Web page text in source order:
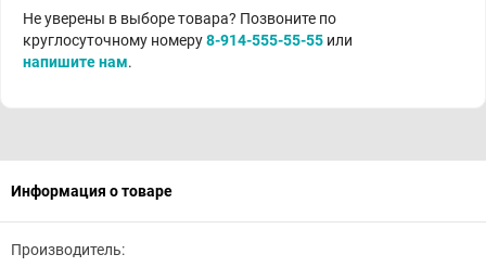
Не уверены в выборе товара? Позвоните по
круглосуточному номеру8-914-555-55-55 или
напишите нам.
Информация о товаре
Производитель: